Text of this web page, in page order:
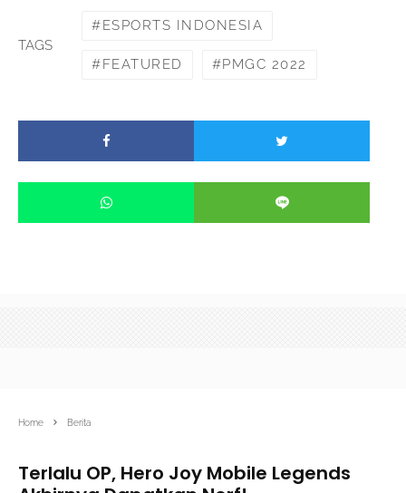
TAGS
ESPORTS INDONESIA
FEATURED PMGC 2022
Home Berita
Terlalu OP, Hero Joy Mobile Legends